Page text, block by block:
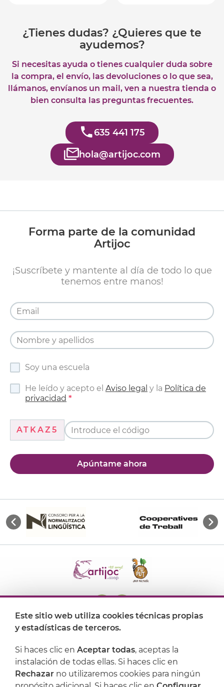
¿Tienes dudas? ¿Quieres que te
ayudemos?
Si necesitas ayuda o tienes cualquier duda sobre
la compra, el envío, las devoluciones o lo que sea,
llámanos, envíanos un mail, ven a nuestra tienda o
bien consulta las preguntas frecuentes.
635 441 175
hola@artijoc.com
Forma parte de la comunidad
Artijoc
¡Suscríbete y mantente al día de todo lo que
tenemos entre manos!
Soy una escuela
He leído y acepto el Aviso legal y la Política de
privacidad
ATKAZ5
Apúntame ahora
Dónde encontrarnos
Artijoc
Soporte
Este sitio web utiliza cookies técnicas propias
y estadísticas de terceros.
Si haces clic en Aceptar todas, aceptas la
instalación de todas ellas. Si haces clic en
Rechazar no utilizaremos cookies para ningún